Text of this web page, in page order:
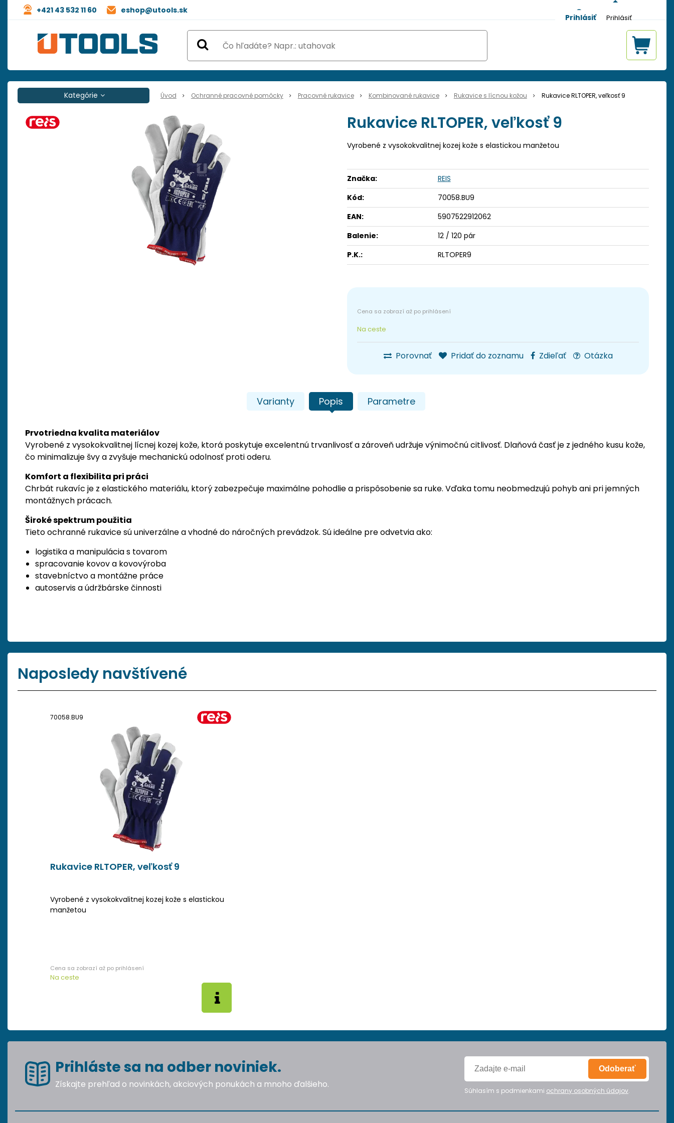
eshop@utools.sk
+421 43 532 11 60
Prihlásiť
Úvod Ochranné pracovné pomôcky Pracovné rukavice Kombinované rukavice Rukavice s lícnou kožou Rukavice RLTOPER, veľkosť 9
Na ceste
Porovnať Pridať do zoznamu Zdieľať Otázka
Rukavice RLTOPER, veľkosť 9
Vyrobené z vysokokvalitnej kozej kože s elastickou manžetou
Značka:
REIS
Kód:
70058.BU9
EAN:
5907522912062
Balenie:
12 / 120 pár
P.K.:
RLTOPER9
Varianty Popis Parametre
Prvotriedna kvalita materiálov
Vyrobené z vysokokvalitnej lícnej kozej kože, ktorá poskytuje excelentnú trvanlivosť a zároveň udržuje výnimočnú citlivosť. Dlaňová časť je z jedného kusu kože,
čo minimalizuje švy a zvyšuje mechanickú odolnosť proti oderu.
Komfort a flexibilita pri práci
Chrbát rukavíc je z elastického materiálu, ktorý zabezpečuje maximálne pohodlie a prispôsobenie sa ruke. Vďaka tomu neobmedzujú pohyb ani pri jemných
montážnych prácach.
Široké spektrum použitia
Tieto ochranné rukavice sú univerzálne a vhodné do náročných prevádzok. Sú ideálne pre odvetvia ako:
logistika a manipulácia s tovarom
spracovanie kovov a kovovýroba
stavebníctvo a montážne práce
autoservis a údržbárske činnosti
Kategórie
Naposledy navštívené
70058.BU9
Rukavice RLTOPER, veľkosť 9
Vyrobené z vysokokvalitnej kozej kože s elastickou
manžetou
Na ceste
Prihláste sa na odber noviniek.
Získajte prehľad o novinkách, akciových ponukách a mnoho ďalšieho.
Odoberať
Súhlasím s podmienkami ochrany osobných údajov.